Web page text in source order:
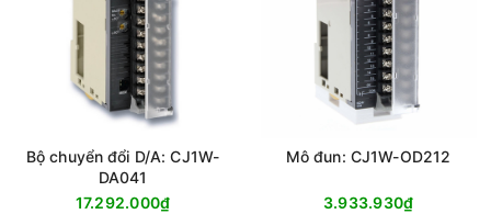
Bộ chuyển đổi D/A: CJ1W-
DA041
17.292.000₫
Mô đun: CJ1W-OD212
3.933.930₫